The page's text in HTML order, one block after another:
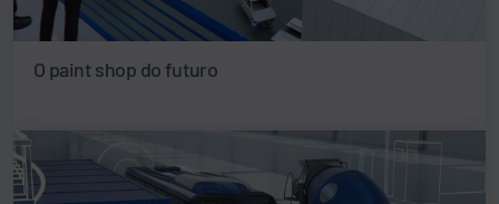
O paint shop do futuro